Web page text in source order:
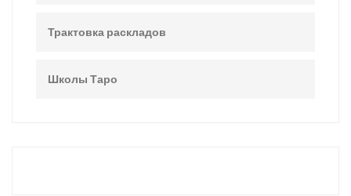
Трактовка раскладов
Школы Таро